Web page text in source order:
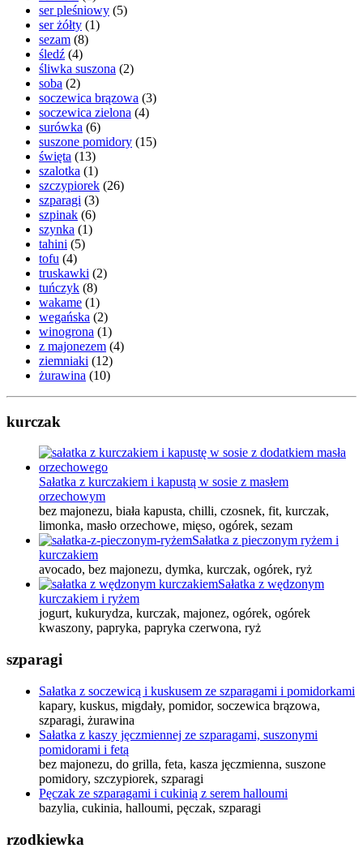
ser pleśniowy (5)
ser żółty (1)
sezam (8)
śledź (4)
śliwka suszona (2)
soba (2)
soczewica brązowa (3)
soczewica zielona (4)
surówka (6)
suszone pomidory (15)
święta (13)
szalotka (1)
szczypiorek (26)
szparagi (3)
szpinak (6)
szynka (1)
tahini (5)
tofu (4)
truskawki (2)
tuńczyk (8)
wakame (1)
wegańska (2)
winogrona (1)
z majonezem (4)
ziemniaki (12)
żurawina (10)
kurczak
Sałatka z kurczakiem i kapustą w sosie z masłem
orzechowym
bez majonezu, biała kapusta, chilli, czosnek, fit, kurczak,
limonka, masło orzechowe, mięso, ogórek, sezam
Sałatka z pieczonym ryżem i
kurczakiem
avocado, bez majonezu, dymka, kurczak, ogórek, ryż
Sałatka z wędzonym
kurczakiem i ryżem
jogurt, kukurydza, kurczak, majonez, ogórek, ogórek
kwaszony, papryka, papryka czerwona, ryż
szparagi
Sałatka z soczewicą i kuskusem ze szparagami i pomidorkami
kapary, kuskus, migdały, pomidor, soczewica brązowa,
szparagi, żurawina
Sałatka z kaszy jęczmiennej ze szparagami, suszonymi
pomidorami i fetą
bez majonezu, do grilla, feta, kasza jęczmienna, suszone
pomidory, szczypiorek, szparagi
Pęczak ze szparagami i cukinią z serem halloumi
bazylia, cukinia, halloumi, pęczak, szparagi
rzodkiewka